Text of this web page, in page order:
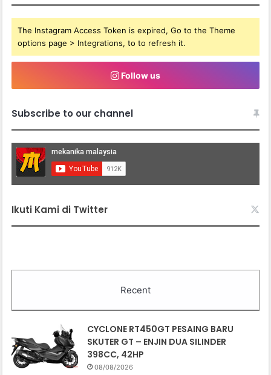
The Instagram Access Token is expired, Go to the Theme
options page > Integrations, to to refresh it.
Follow us
Subscribe to our channel
Ikuti Kami di Twitter
Recent
CYCLONE RT450GT PESAING BARU
SKUTER GT – ENJIN DUA SILINDER
398CC, 42HP
08/08/2026